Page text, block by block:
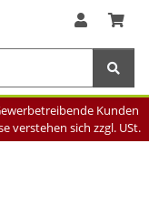
Kunden
verstehen sich zzgl. USt.